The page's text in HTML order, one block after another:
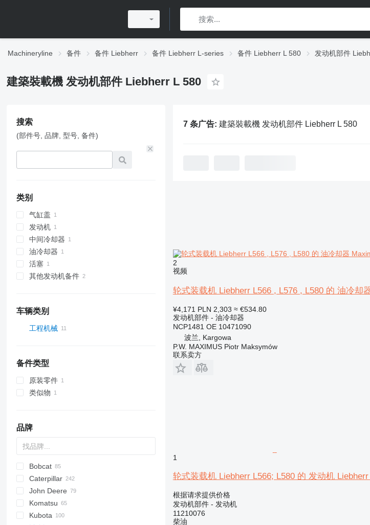
Machineryline 备件 备件 Liebherr 备件 Liebherr L-series 备件 Liebherr L 580 发动机部件
建築裝載機 发动机部件 Liebherr L 580
搜索
(部件号, 品牌, 型号, 备件)
类别
气缸盖
发动机
中间冷却器
油冷却器
活塞
其他发动机备件
车辆类别
工程机械
备件类型
原装零件
类似物
品牌
AS
AZ
GA
AR
600 - series
Bobcat
453
753
763
863
40XT
580
590
621
Caterpillar
120
140
216
Mega
BF
D-series
D-series
DL
SD
FR
FR
W-series
F-series
AL
SL
44C
55D
B-series
LX
ZW
HL-series
HSL
407
426
427
John Deere
331
524
Komatsu
D series
Kubota
7 条广告: 建築裝載機 发动机部件 Liebherr L 580
2
视频
轮式装载机 Liebherr L566 , L576 , L580 的 油冷却
¥4,171 PLN 2,303 ≈ €534.80
发动机部件 - 油冷却器
NCP1481 OE 10471090
波兰, Kargowa
P.W. MAXIMUS Piotr Maksymów
联系卖方
1
轮式装载机 Liebherr L566; L580 的 发动机 Liebherr
根据请求提供价格
发动机部件 - 发动机
11210076
柴油